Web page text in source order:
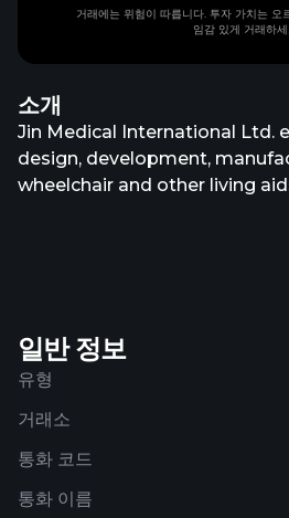
소개
Jin Medical International Ltd.
design, development,
wheelchair and other living
shared wheelchairs and other
products; oxygen chambers
thermal therapy chambers. It
Mainland China, Japan, the
internationally. The company
일반 정보
유형
거래소
통화 코드
통화 이름
거래에는 위험이 따릅니다. 투자 가치는 오
임감 있게 거래하